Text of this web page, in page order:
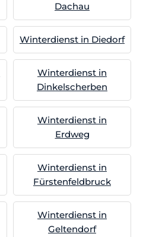
Dachau
Winterdienst in Diedorf
Winterdienst in
Dinkelscherben
Winterdienst in
Erdweg
Winterdienst in
Fürstenfeldbruck
Winterdienst in
Geltendorf